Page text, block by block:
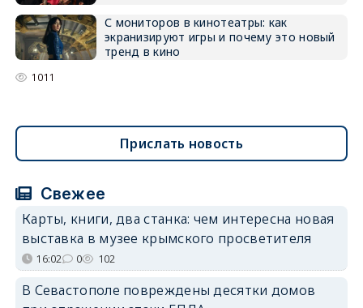
С мониторов в кинотеатры: как
экранизируют игры и почему это новый
тренд в кино
1011
Прислать новость
Свежее
Карты, книги, два станка: чем интересна новая
выставка в музее крымского просветителя
16:02 0 102
В Севастополе повреждены десятки домов